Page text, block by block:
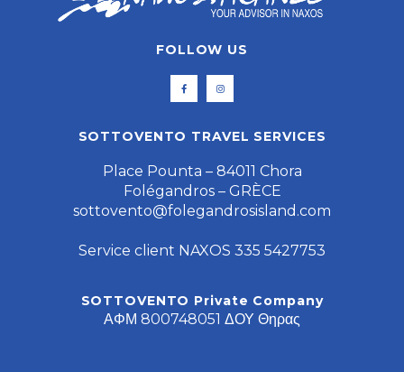
FOLLOW US
SOTTOVENTO TRAVEL SERVICES
Place Pounta – 84011 Chora
Folégandros – GRÈCE
sottovento@folegandrosisland.com
Service client NAXOS 335 5427753
SOTTOVENTO Private Company
ΑΦΜ 800748051 ΔΟΥ Θηρας